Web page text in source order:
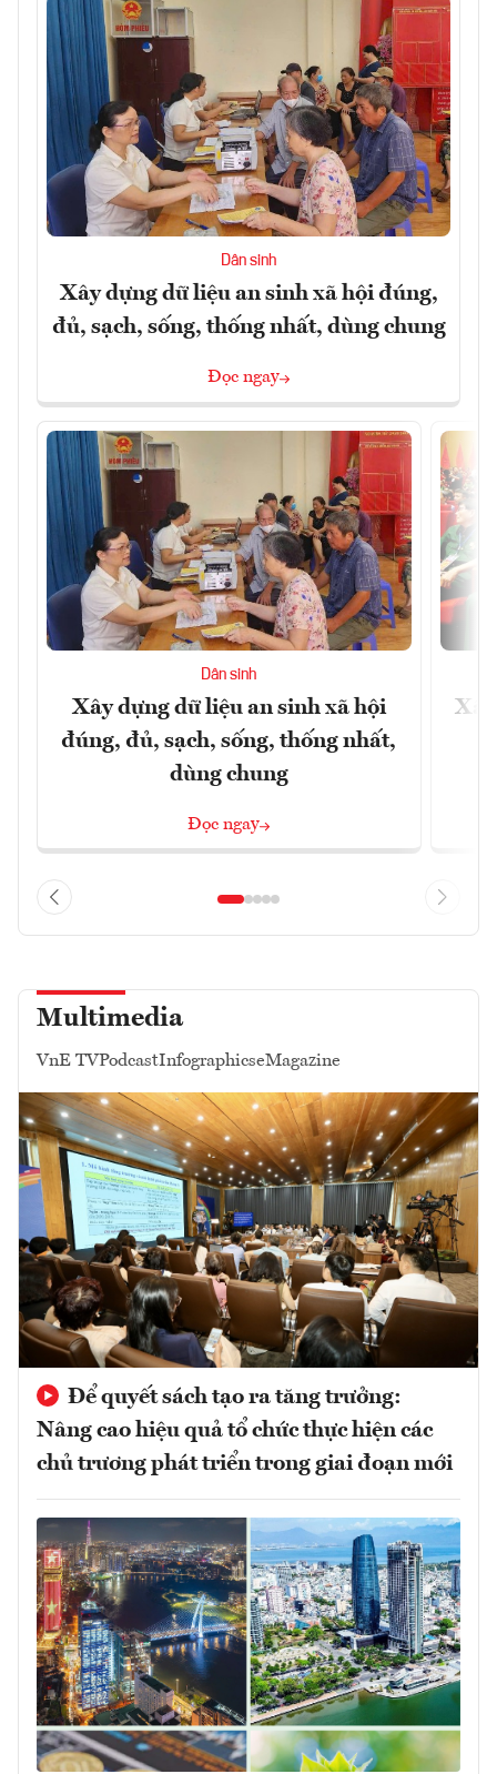
Dân sinh
Xây dựng dữ liệu an sinh xã hội đúng,
đủ, sạch, sống, thống nhất, dùng chung
Đọc ngay
Dân sinh
Xây dựng dữ liệu an sinh xã hội
đúng, đủ, sạch, sống, thống nhất,
dùng chung
Đọc ngay
Multimedia
VnE TVPodcastInfographicseMagazine
Để quyết sách tạo ra tăng trưởng:
Nâng cao hiệu quả tổ chức thực hiện các
chủ trương phát triển trong giai đoạn mới